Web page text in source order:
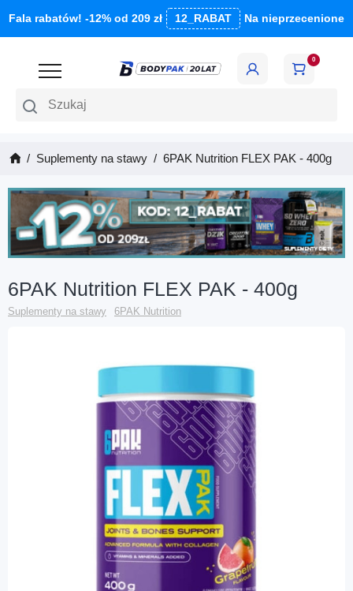
Fala rabatów! -12% od 209 zł 12_RABAT Na nieprzecenione
Szukaj
0
Suplementy na stawy 6PAK Nutrition FLEX PAK - 400g
6PAK Nutrition FLEX PAK - 400g
Suplementy na stawy 6PAK Nutrition